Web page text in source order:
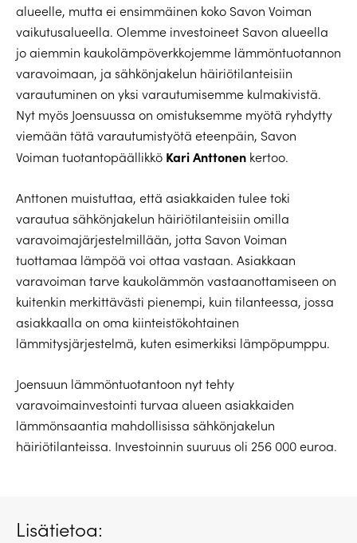
alueelle, mutta ei ensimmäinen koko Savon Voiman
vaikutusalueella. Olemme investoineet Savon alueella
jo aiemmin kaukolämpöverkkojemme lämmöntuotannon
varavoimaan, ja sähkönjakelun häiriötilanteisiin
varautuminen on yksi varautumisemme kulmakivistä.
Nyt myös Joensuussa on omistuksemme myötä ryhdytty
viemään tätä varautumistyötä eteenpäin, Savon
Voiman tuotantopäällikkö Kari Anttonen kertoo.
Anttonen muistuttaa, että asiakkaiden tulee toki
varautua sähkönjakelun häiriötilanteisiin omilla
varavoimajärjestelmillään, jotta Savon Voiman
tuottamaa lämpöä voi ottaa vastaan. Asiakkaan
varavoiman tarve kaukolämmön vastaanottamiseen on
kuitenkin merkittävästi pienempi, kuin tilanteessa, jossa
asiakkaalla on oma kiinteistökohtainen
lämmitysjärjestelmä, kuten esimerkiksi lämpöpumppu.
Joensuun lämmöntuotantoon nyt tehty
varavoimainvestointi turvaa alueen asiakkaiden
lämmönsaantia mahdollisissa sähkönjakelun
häiriötilanteissa. Investoinnin suuruus oli 256 000 euroa.
Lisätietoa: